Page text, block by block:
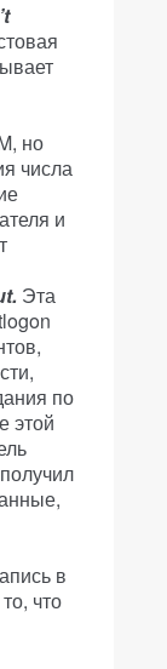
но
числа
и
Эта
по
этой
в
что